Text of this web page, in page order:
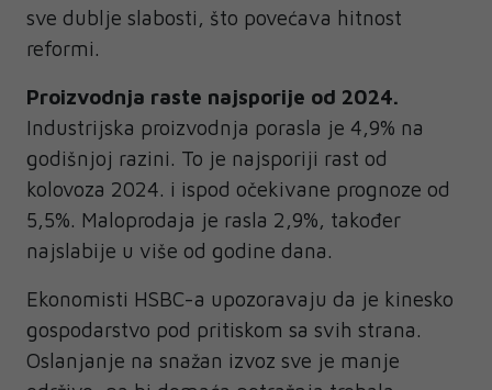
sve dublje slabosti, što povećava hitnost
reformi.
Proizvodnja raste najsporije od 2024.
Industrijska proizvodnja porasla je 4,9% na
godišnjoj razini. To je najsporiji rast od
kolovoza 2024. i ispod očekivane prognoze od
5,5%. Maloprodaja je rasla 2,9%, također
najslabije u više od godine dana.
Ekonomisti HSBC-a upozoravaju da je kinesko
gospodarstvo pod pritiskom sa svih strana.
Oslanjanje na snažan izvoz sve je manje